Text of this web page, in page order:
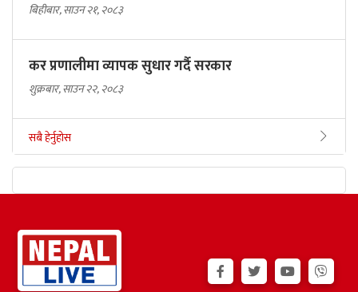
बिहीबार, साउन २१, २०८३
कर प्रणालीमा व्यापक सुधार गर्दै सरकार
शुक्रबार, साउन २२, २०८३
सबै हेर्नुहोस